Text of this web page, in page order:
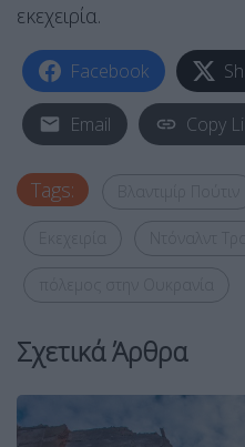
εκεχειρία.
Facebook
Email Copy
Tags:
Σχετικά Άρθρα